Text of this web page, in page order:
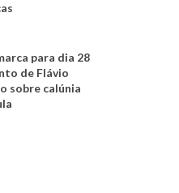
para dia 28
de Flávio
sobre calúnia